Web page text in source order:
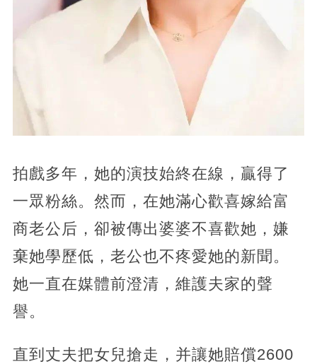
拍戲多年，她的演技始終在線，贏得了
一眾粉絲。然而，在她滿心歡喜嫁給富
商老公后，卻被傳出婆婆不喜歡她，嫌
棄她學歷低，老公也不疼愛她的新聞。
她一直在媒體前澄清，維護夫家的聲
譽。
直到丈夫把女兒搶走，并讓她賠償2600